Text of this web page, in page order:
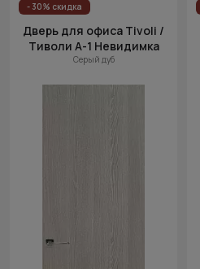
- 30% скидка
Дверь для офиса Tivoli /
Тиволи А-1 Невидимка
Серый дуб